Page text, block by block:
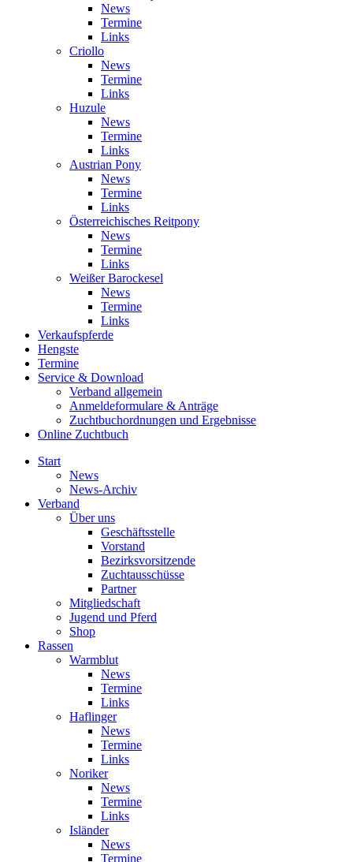
News
Termine
Links
Criollo
News
Termine
Links
Huzule
News
Termine
Links
Austrian Pony
News
Termine
Links
Österreichisches Reitpony
News
Termine
Links
Weißer Barockesel
News
Termine
Links
Verkaufspferde
Hengste
Termine
Service & Download
Verband allgemein
Anmeldeformulare & Anträge
Zuchtbuchordnungen und Ergebnisse
Online Zuchtbuch
Start
News
News-Archiv
Verband
Über uns
Geschäftsstelle
Vorstand
Bezirksvorsitzende
Zuchtausschüsse
Partner
Mitgliedschaft
Jugend und Pferd
Shop
Rassen
Warmblut
News
Termine
Links
Haflinger
News
Termine
Links
Noriker
News
Termine
Links
Isländer
News
Termine